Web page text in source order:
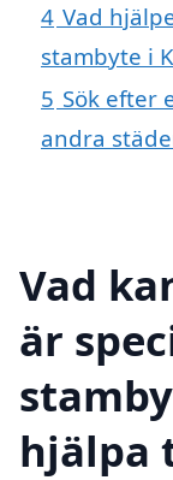
4 Vad
stambyte i
5 Sök efter
andra
Vad
är
hjälpa